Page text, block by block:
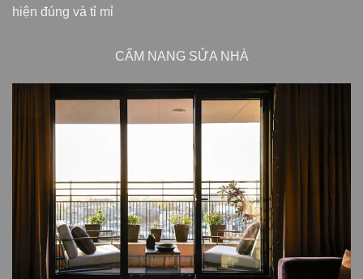
hiện đúng và tỉ mỉ
CẨM NANG SỬA NHÀ